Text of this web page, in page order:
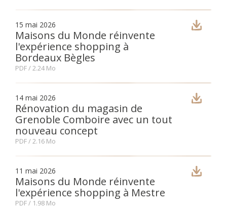
15 mai 2026
Maisons du Monde réinvente
l'expérience shopping à
Bordeaux Bègles
PDF/ 2.24 Mo
14 mai 2026
Rénovation du magasin de
Grenoble Comboire avec un tout
nouveau concept
PDF/ 2.16 Mo
11 mai 2026
Maisons du Monde réinvente
l'expérience shopping à Mestre
PDF/ 1.98 Mo